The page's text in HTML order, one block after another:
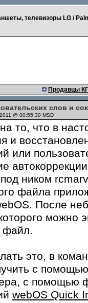
телевизоры LG /
Продавцы
слов и
@ 00:55:30 MSD
то, что в
и
или
ником
файла
После
можно
файл.
это, в
с
с помощью
webOS Quick